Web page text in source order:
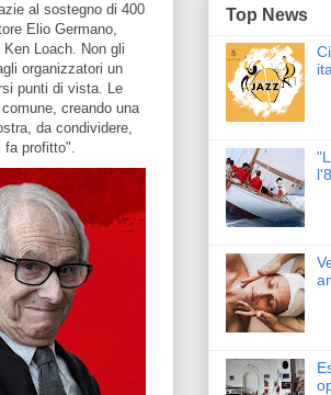
al sostegno di 400
Elio Germano,
Loach. Non gli
organizzatori un
punti di vista. Le
creando una
da condividere,
fa profitto".
Top News